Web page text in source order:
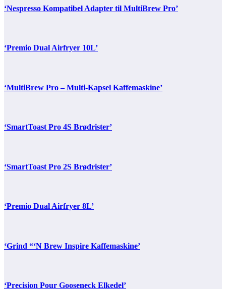
‘Nespresso Kompatibel Adapter til MultiBrew Pro’
‘Premio Dual Airfryer 10L’
‘MultiBrew Pro – Multi-Kapsel Kaffemaskine’
‘SmartToast Pro 4S Brødrister’
‘SmartToast Pro 2S Brødrister’
‘Premio Dual Airfryer 8L’
‘Grind “‘N Brew Inspire Kaffemaskine’
‘Precision Pour Gooseneck Elkedel’